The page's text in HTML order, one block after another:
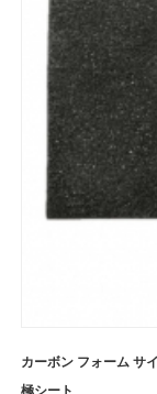
カーボン フォーム サ
極シート